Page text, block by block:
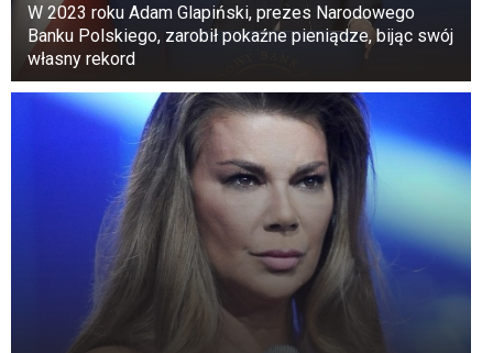
W 2023 roku Adam Glapiński, prezes Narodowego
Banku Polskiego, zarobił pokaźne pieniądze, bijąc swój
własny rekord